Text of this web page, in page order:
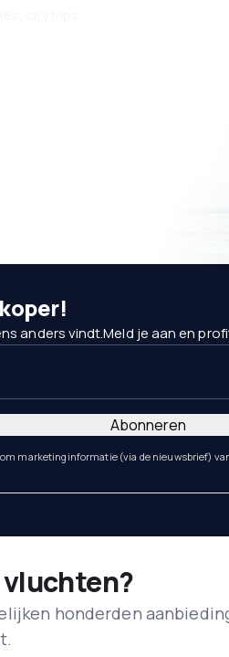
anders vindt.Meld je aan en
om marketinginformatie (via de nieuwsbrief)
Abonneren
vluchten?
honderden